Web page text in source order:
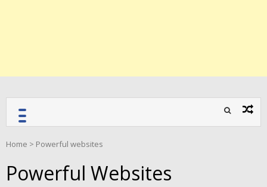
Home > Powerful websites
Powerful Websites